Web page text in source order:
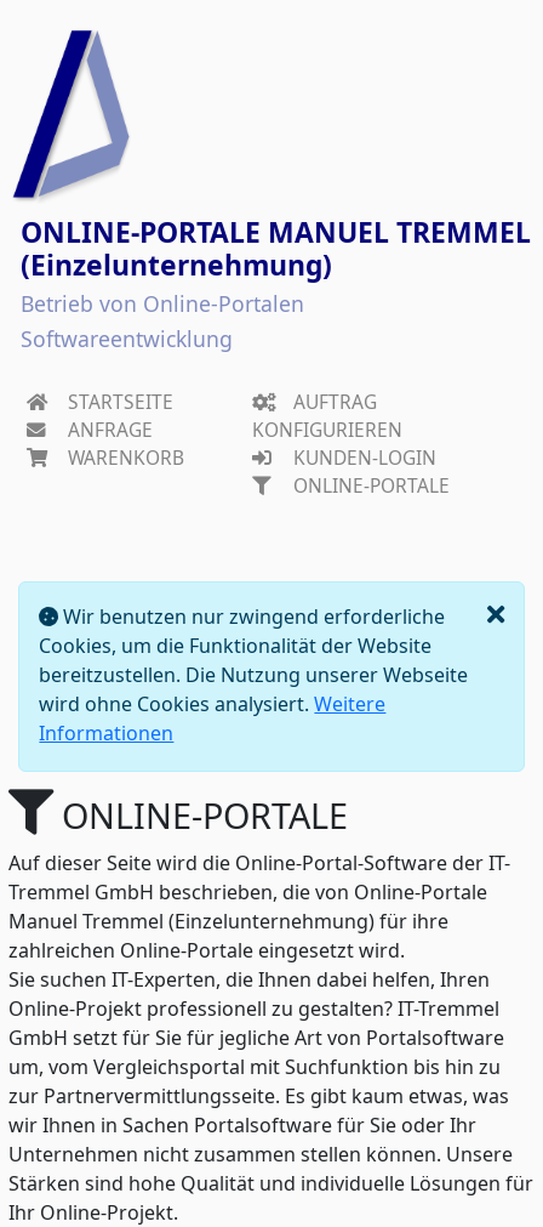
ONLINE-PORTALE MANUEL TREMMEL
(Einzelunternehmung)
Betrieb von Online-Portalen
Softwareentwicklung
STARTSEITE
ANFRAGE
WARENKORB
AUFTRAG
KONFIGURIEREN
KUNDEN-LOGIN
ONLINE-PORTALE
Wir benutzen nur zwingend erforderliche
Cookies, um die Funktionalität der Website
bereitzustellen. Die Nutzung unserer Webseite
wird ohne Cookies analysiert.Weitere
Informationen
ONLINE-PORTALE
Auf dieser Seite wird die Online-Portal-Software der IT-
Tremmel GmbH beschrieben, die von Online-Portale
Manuel Tremmel (Einzelunternehmung) für ihre
zahlreichen Online-Portale eingesetzt wird.
Sie suchen IT-Experten, die Ihnen dabei helfen, Ihren
Online-Projekt professionell zu gestalten? IT-Tremmel
GmbH setzt für Sie für jegliche Art von Portalsoftware
um, vom Vergleichsportal mit Suchfunktion bis hin zu
zur Partnervermittlungsseite. Es gibt kaum etwas, was
wir Ihnen in Sachen Portalsoftware für Sie oder Ihr
Unternehmen nicht zusammen stellen können. Unsere
Stärken sind hohe Qualität und individuelle Lösungen für
Ihr Online-Projekt.